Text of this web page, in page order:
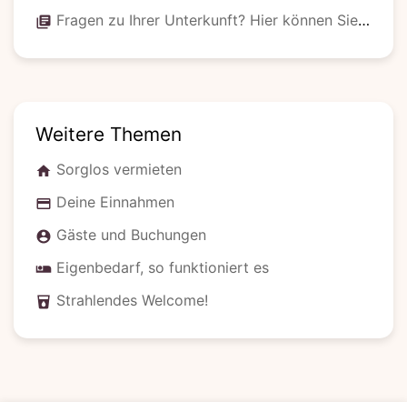
library_books Fragen zu Ihrer Unterkunft? Hier können Sie sich melden!
Weitere Themen
home Sorglos vermieten
credit_card Deine Einnahmen
account_circle Gäste und Buchungen
airline_seat_individual_suite Eigenbedarf, so funktioniert es
local_drink Strahlendes Welcome!